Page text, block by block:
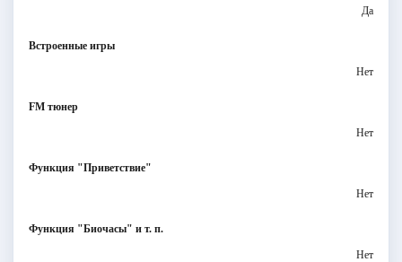
Да
Встроенные игры
Нет
FM тюнер
Нет
Функция "Приветствие"
Нет
Функция "Биочасы" и т. п.
Нет